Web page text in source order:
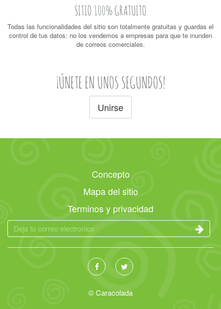
SITIO 100% GRATUITO
Todas las funcionalidades del sitio son totalmente gratuitas y guardas el
control de tus datos: no los vendemos a empresas para que te inunden
de correos comerciales.
¡ÚNETE EN UNOS SEGUNDOS!
Unirse
Concepto
Mapa del sitio
Terminos y privacidad
© Caracolada